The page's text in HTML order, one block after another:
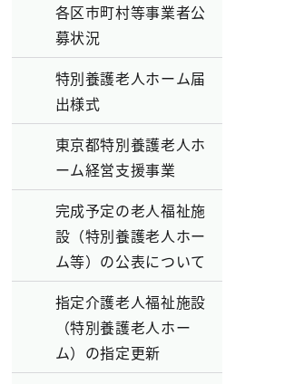
各区市町村等事業者公
募状況
特別養護老人ホーム届
出様式
東京都特別養護老人ホ
ーム経営支援事業
完成予定の老人福祉施
設（特別養護老人ホー
ム等）の公表について
指定介護老人福祉施設
（特別養護老人ホー
ム）の指定更新